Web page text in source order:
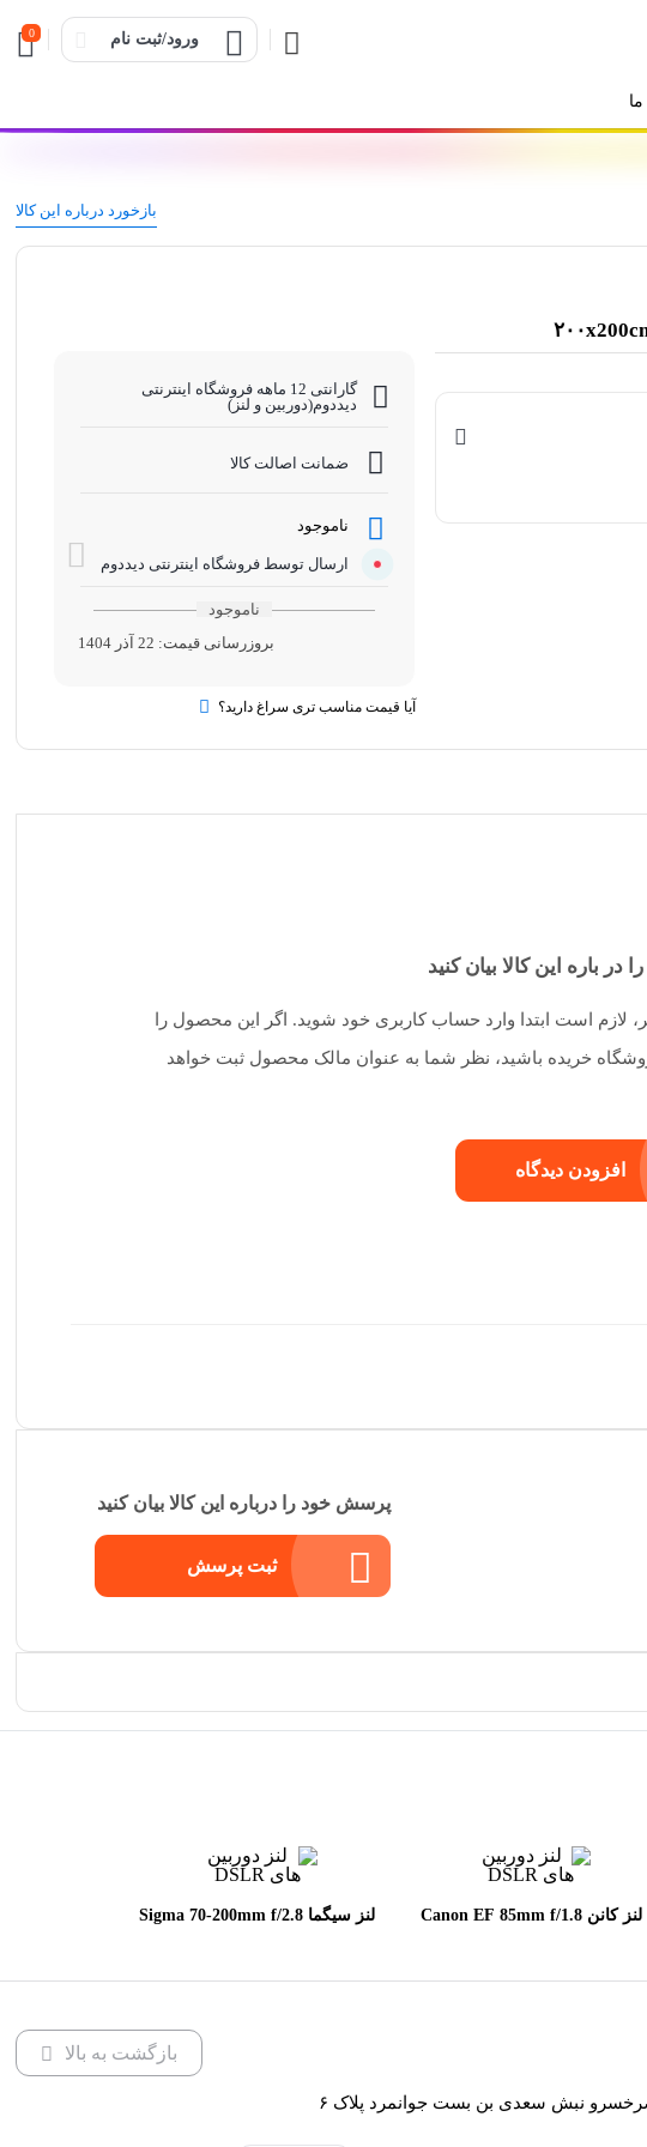
ورود/ثبت نام 0
بازخورد درباره این کالا
گارانتی 12 ماهه فروشگاه اینترنتی
دیددوم(دوربین و لنز)
ضمانت اصالت کالا
ناموجود
ارسال توسط فروشگاه اینترنتی دیددوم
ناموجود
بروزرسانی قیمت: 22 آذر 1404
آیا قیمت مناسب تری سراغ دارید؟
در باره این کالا بیان کنید
لازم است ابتدا وارد حساب کاربری خود شوید. اگر این محصول را
خریده باشید، نظر شما به عنوان مالک محصول ثبت خواهد
افزودن دیدگاه
پرسش خود را درباره این کالا بیان کنید
ثبت پرسش
لنز کانن Canon EF 85mm f/1.8
لنز سیگما Sigma 70-200mm f/2.8
بازگشت به بالا
نبش سعدی بن بست جوانمرد پلاک ۶